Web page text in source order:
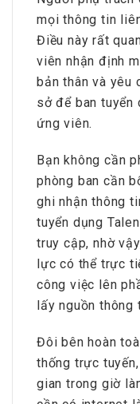
mọi thông tin
Điều này rất
viên nhận định
bản thân và yêu
sở để ban tuyển
ứng viên.
Bạn không cần
phòng ban cần
ghi nhận thông
tuyển dụng
truy cập, nhờ
lực có thể trực
công việc lên
lấy nguồn thông
Đôi bên hoàn
thống trực
gian trong giờ